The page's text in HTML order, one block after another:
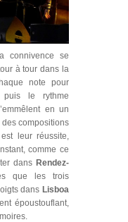
connivence se
à tour dans la
note pour
le rythme
en un
compositions
leur réussite,
comme ce
dans Rendez-
que les trois
dans Lisboa
époustouflant,